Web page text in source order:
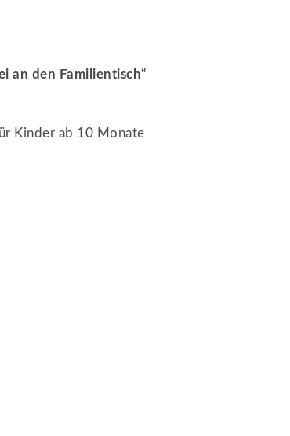
an den Familientisch“
Kinder ab 10 Monate